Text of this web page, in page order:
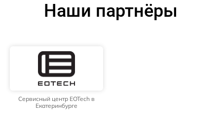
Наши партнёры
Сервисный центр EOTech в
Екатеринбурге